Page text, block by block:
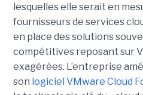
lesquelles elle serait en
fournisseurs de services
en place des solutions
compétitives reposant sur
exagérées. L’entreprise
son logiciel VMware Cloud